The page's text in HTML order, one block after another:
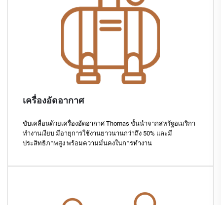
เครื่องอัดอากาศ
ขับเคลื่อนด้วยเครื่องอัดอากาศ Thomas ชั้นนำจากสหรัฐอเมริกา
ทำงานเงียบ มีอายุการใช้งานยาวนานกว่าถึง 50% และมี
ประสิทธิภาพสูง พร้อมความมั่นคงในการทำงาน